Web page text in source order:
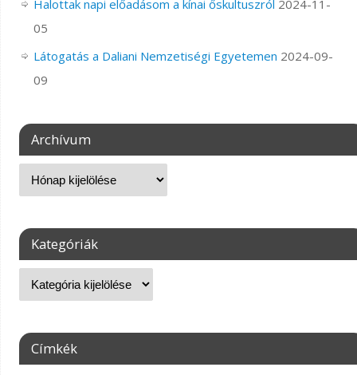
Halottak napi előadásom a kínai őskultuszról 2024-11-
05
Látogatás a Daliani Nemzetiségi Egyetemen 2024-09-
09
Archívum
Kategóriák
Címkék